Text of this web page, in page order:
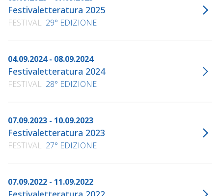
Festivaletteratura 2025
FESTIVAL 29° EDIZIONE
04.09.2024 - 08.09.2024
Festivaletteratura 2024
FESTIVAL 28° EDIZIONE
07.09.2023 - 10.09.2023
Festivaletteratura 2023
FESTIVAL 27° EDIZIONE
07.09.2022 - 11.09.2022